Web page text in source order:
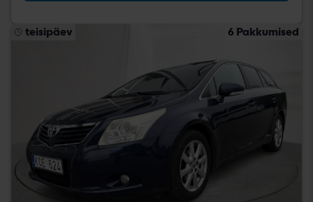
teisipäev 6 Pakkumised